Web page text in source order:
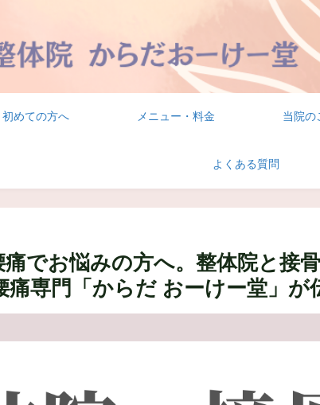
初めての方へ メニュー・料金 当院の
よくある質問
痛でお悩みの方へ。整体院と接
痛専門「からだ おーけー堂」が